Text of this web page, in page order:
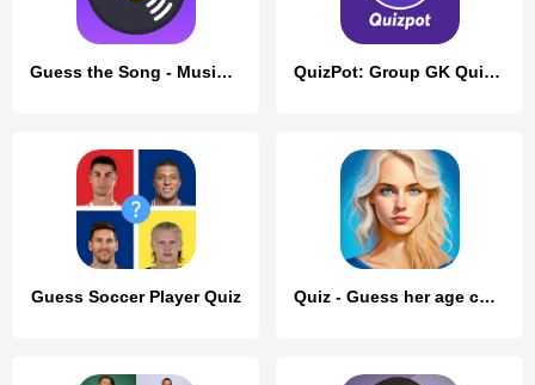
Guess the Song - Music Quiz QuizPot: Group GK Quiz Trivia
Guess Soccer Player Quiz Quiz - Guess her age challenge